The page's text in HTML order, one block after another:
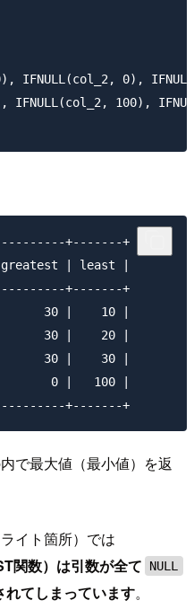
IFNULL(col_2, 0),
IFNULL(col_2, 100),
+-------+
| least |
+-------+
30 |    10 |
30 |    20 |
30 |    30 |
|        0 |   100 |
で最大値（最小値）を返
イト箇所）では
関数）は引数が全て
NULL
れてしまっています。